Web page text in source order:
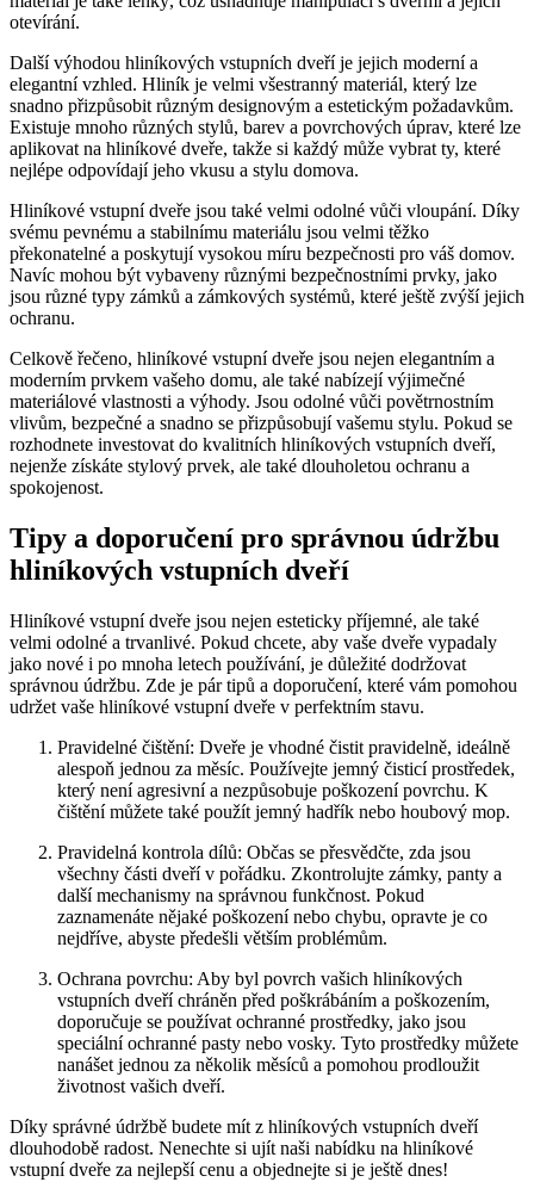
otevírání.
Další výhodou hliníkových vstupních dveří je jejich moderní a
elegantní vzhled. Hliník je velmi všestranný materiál, který lze
snadno přizpůsobit různým designovým a estetickým požadavkům.
Existuje mnoho různých stylů, barev a povrchových úprav, které lze
aplikovat na hliníkové dveře, takže si každý může vybrat ty, které
nejlépe odpovídají jeho vkusu a stylu domova.
Hliníkové vstupní dveře jsou také velmi odolné vůči vloupání. Díky
svému pevnému a stabilnímu materiálu jsou velmi těžko
překonatelné a poskytují vysokou míru bezpečnosti pro váš domov.
Navíc mohou být vybaveny různými bezpečnostními prvky, jako
jsou různé typy zámků a zámkových systémů, které ještě zvýší jejich
ochranu.
Celkově řečeno, hliníkové vstupní dveře jsou nejen elegantním a
moderním prvkem vašeho domu, ale také nabízejí výjimečné
materiálové vlastnosti a výhody. Jsou odolné vůči povětrnostním
vlivům, bezpečné a snadno se přizpůsobují vašemu stylu. Pokud se
rozhodnete investovat do kvalitních hliníkových vstupních dveří,
nejenže získáte stylový prvek, ale také dlouholetou ochranu a
spokojenost.
Tipy a doporučení pro správnou údržbu
hliníkových vstupních dveří
Hliníkové vstupní dveře jsou nejen esteticky příjemné, ale také
velmi odolné a trvanlivé. Pokud chcete, aby vaše dveře vypadaly
jako nové i po mnoha letech používání, je důležité dodržovat
správnou údržbu. Zde je pár tipů a doporučení, které vám pomohou
udržet vaše hliníkové vstupní dveře v perfektním stavu.
Pravidelné čištění: Dveře je vhodné čistit pravidelně, ideálně
alespoň jednou za měsíc. Používejte jemný čisticí prostředek,
který není agresivní a nezpůsobuje poškození povrchu. K
čištění můžete také použít jemný hadřík nebo houbový mop.
Pravidelná kontrola dílů: Občas se přesvědčte, zda jsou
všechny části dveří v pořádku. Zkontrolujte zámky, panty a
další mechanismy na správnou funkčnost. Pokud
zaznamenáte nějaké poškození nebo chybu, opravte je co
nejdříve, abyste předešli větším problémům.
Ochrana povrchu: Aby byl povrch vašich hliníkových
vstupních dveří chráněn před poškrábáním a poškozením,
doporučuje se používat ochranné prostředky, jako jsou
speciální ochranné pasty nebo vosky. Tyto prostředky můžete
nanášet jednou za několik měsíců a pomohou prodloužit
životnost vašich dveří.
Díky správné údržbě budete mít z hliníkových vstupních dveří
dlouhodobě radost. Nenechte si ujít naši nabídku na hliníkové
vstupní dveře za nejlepší cenu a objednejte si je ještě dnes!